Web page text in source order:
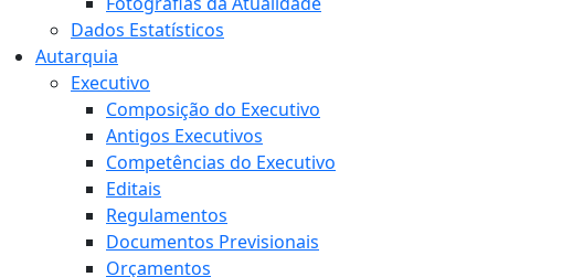
Dados Estatísticos
Autarquia
Executivo
Composição do Executivo
Antigos Executivos
Competências do Executivo
Editais
Regulamentos
Documentos Previsionais
Orçamentos